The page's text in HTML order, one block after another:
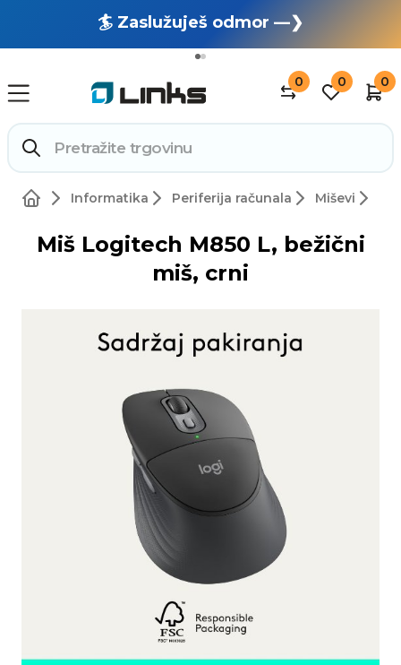
🏄 Zaslužuješ odmor —❯
🔥 OUTLET: TOTALNA RASPRODAJA —❯
0 0 0
Informatika Periferija računala Miševi
Miš Logitech M850 L, bežični
miš, crni